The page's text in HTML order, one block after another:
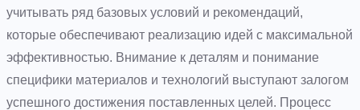
учитывать ряд базовых условий и рекомендаций,
которые обеспечивают реализацию идей с максимальной
эффективностью. Внимание к деталям и понимание
специфики материалов и технологий выступают залогом
успешного достижения поставленных целей. Процесс